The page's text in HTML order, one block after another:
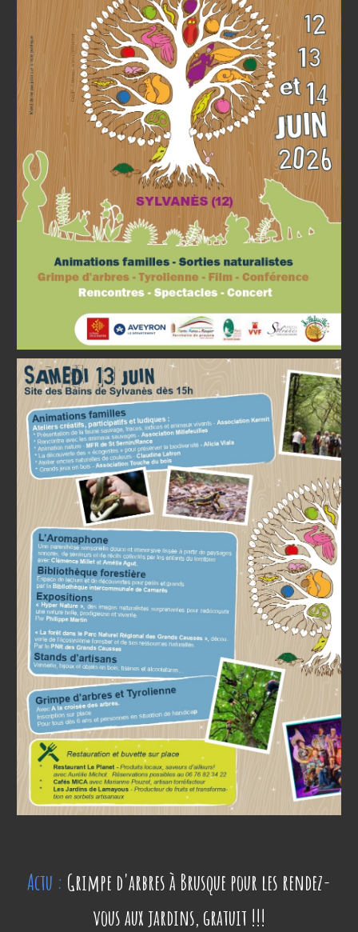
Actu : Grimpe d'arbres à Brusque pour les rendez-
vous aux jardins, gratuit !!!